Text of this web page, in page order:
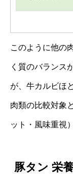
このように他の
く質のバランス
が、牛カルビほ
肉類の比較対象
ット・風味重視
豚タン 栄